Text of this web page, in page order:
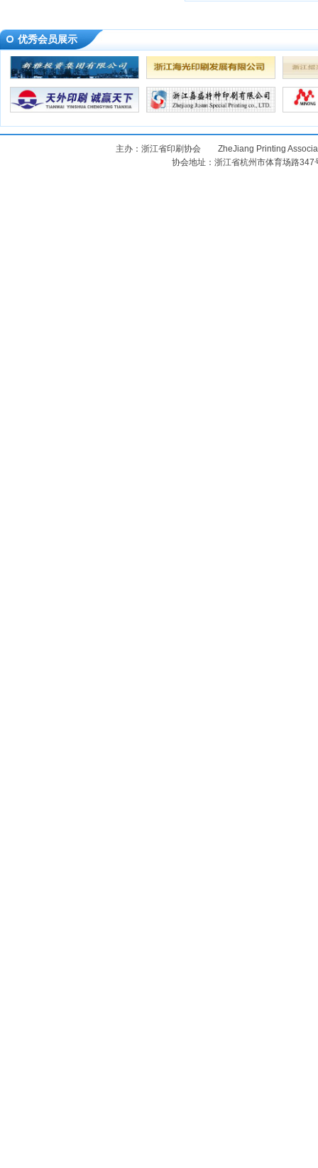
优秀会员展示
主办：浙江省印刷协会 ZheJiang Printing
协会地址：浙江省杭州市体育场路